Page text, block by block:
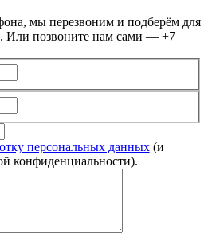
мы перезвоним и подберём для
Или позвоните нам сами — +7
персональных данных(и
конфиденциальности).